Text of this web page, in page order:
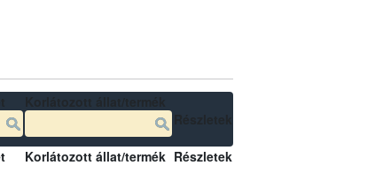
Korlátozott állat/termék Részletek